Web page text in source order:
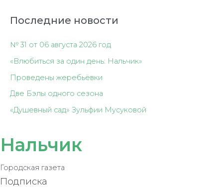
Последние новости
№ 31 от 06 августа 2026 год
«Влюбиться за один день: Нальчик»
Проведены жеребьёвки
Две Бэлы одного сезона
«Душевный сад» Зульфии Мусуковой
Нальчик
Городская газета
Подписка